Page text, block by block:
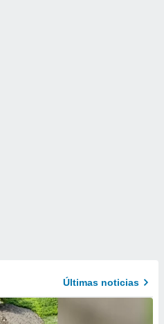
Últimas noticias